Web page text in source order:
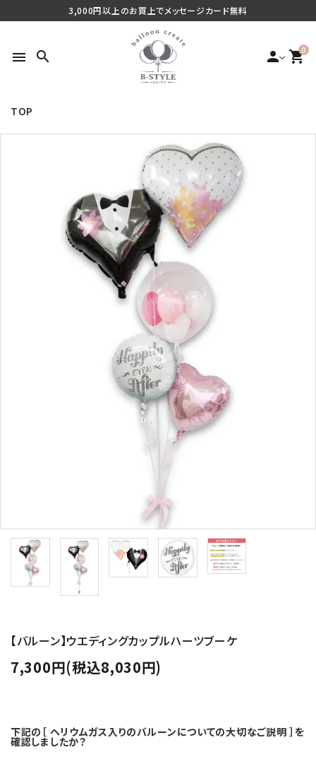
3,000円以上のお買上でメッセージカード無料
menu search person 0
shopping_cart
ご利用シーンから探す
商品タイプから探す
新規会員登録
TOP
【バルーン】ウエディングカップルハーツブーケ
7,300円(税込8,030円)
下記の［ ヘリウムガス入りのバルーンについての大切なご説明 ］を
確認しましたか？